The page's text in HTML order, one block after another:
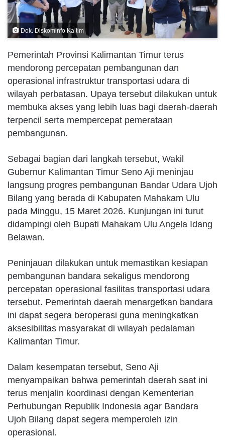
Dok. Diskominfo Kaltim
Pemerintah Provinsi Kalimantan Timur terus
mendorong percepatan pembangunan dan
operasional infrastruktur transportasi udara di
wilayah perbatasan. Upaya tersebut dilakukan untuk
membuka akses yang lebih luas bagi daerah-daerah
terpencil serta mempercepat pemerataan
pembangunan.
Sebagai bagian dari langkah tersebut, Wakil
Gubernur Kalimantan Timur Seno Aji meninjau
langsung progres pembangunan Bandar Udara Ujoh
Bilang yang berada di Kabupaten Mahakam Ulu
pada Minggu, 15 Maret 2026. Kunjungan ini turut
didampingi oleh Bupati Mahakam Ulu Angela Idang
Belawan.
Peninjauan dilakukan untuk memastikan kesiapan
pembangunan bandara sekaligus mendorong
percepatan operasional fasilitas transportasi udara
tersebut. Pemerintah daerah menargetkan bandara
ini dapat segera beroperasi guna meningkatkan
aksesibilitas masyarakat di wilayah pedalaman
Kalimantan Timur.
Dalam kesempatan tersebut, Seno Aji
menyampaikan bahwa pemerintah daerah saat ini
terus menjalin koordinasi dengan Kementerian
Perhubungan Republik Indonesia agar Bandara
Ujoh Bilang dapat segera memperoleh izin
operasional.